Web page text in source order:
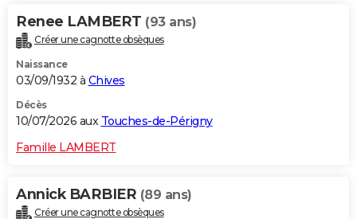
Dictionnaire
Biographies
Citations
Expressions
Proverbes
PROGRAMME TV
COPAINS D'AVANT
S'inscrire
Se connecter
Lycées
Collèges
Primaires
Universités
Entreprises
Service militaire
Avis de recherche
AVIS DE DÉCÈS
Renee LAMBERT (93 ans)
Créer une cagnotte obsèques
Naissance
03/09/1932 à Chives
Décès
10/07/2026 aux Touches-de-Périgny
Famille LAMBERT
Annick BARBIER (89 ans)
Créer une cagnotte obsèques